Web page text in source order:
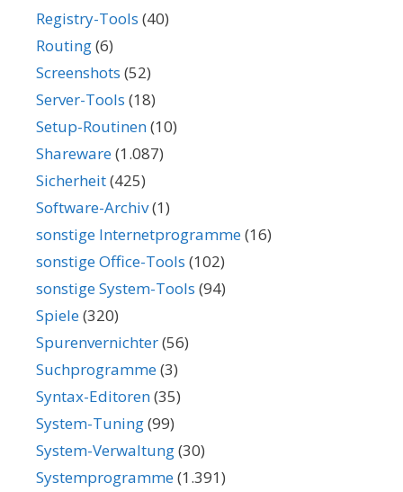
Registry-Tools (40)
Routing(6)
Screenshots (52)
Server-Tools (18)
Setup-Routinen(10)
Shareware(1.087)
Sicherheit(425)
Software-Archiv(1)
sonstige Internetprogramme(16)
sonstige Office-Tools (102)
sonstige System-Tools (94)
Spiele(320)
Spurenvernichter(56)
Suchprogramme(3)
Syntax-Editoren(35)
System-Tuning(99)
System-Verwaltung(30)
Systemprogramme(1.391)